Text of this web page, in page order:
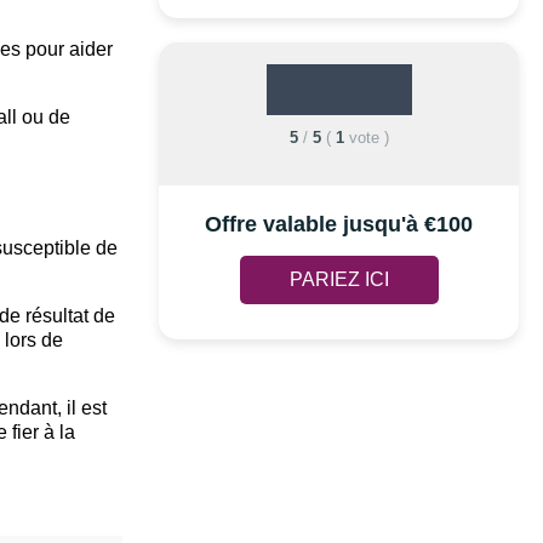
pour aider
ou de
de
résultat de
lors de
il est
fier à la
5 / 5 ( 1 vote )
Offre valable jusqu'à €100
PARIEZ ICI